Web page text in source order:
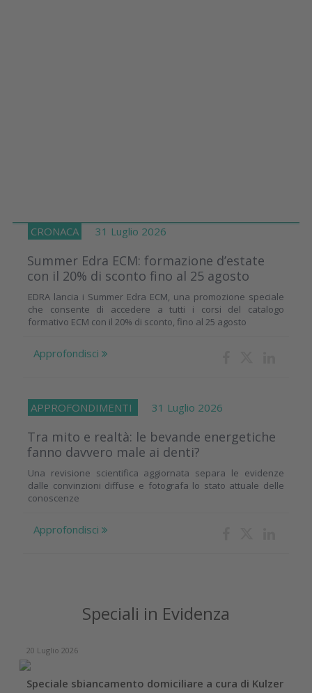
CRONACA 31 Luglio 2026
Summer Edra ECM: formazione d’estate
con il 20% di sconto fino al 25 agosto
EDRA lancia i Summer Edra ECM, una promozione speciale
che consente di accedere a tutti i corsi del catalogo
formativo ECM con il 20% di sconto, fino al 25 agosto
Approfondisci
APPROFONDIMENTI 31 Luglio 2026
Tra mito e realtà: le bevande energetiche
fanno davvero male ai denti?
Una revisione scientifica aggiornata separa le evidenze
dalle convinzioni diffuse e fotografa lo stato attuale delle
conoscenze
Approfondisci
Speciali in Evidenza
sbiancamento domiciliare a cura di Kulzer Case report